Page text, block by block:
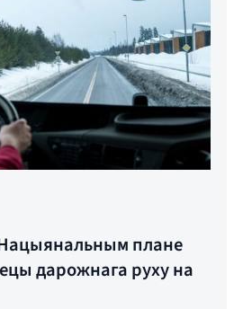
адпачынку, дзе можна
Фота: Ёнас Рууд
плане
дарожнага руху на